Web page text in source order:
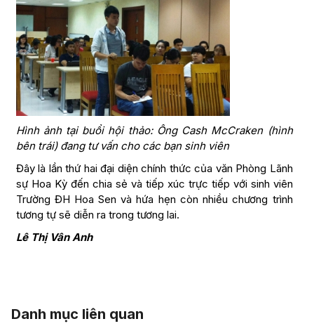
Hình ảnh tại buổi hội thảo: Ông Cash McCraken (hình
bên trái) đang tư vấn cho các bạn sinh viên
Đây là lần thứ hai đại diện chính thức của văn Phòng Lãnh
sự Hoa Kỳ đến chia sẻ và tiếp xúc trực tiếp với sinh viên
Trường ĐH Hoa Sen và hứa hẹn còn nhiều chương trình
tương tự sẽ diễn ra trong tương lai.
Lê Thị Vân Anh
Danh mục liên quan